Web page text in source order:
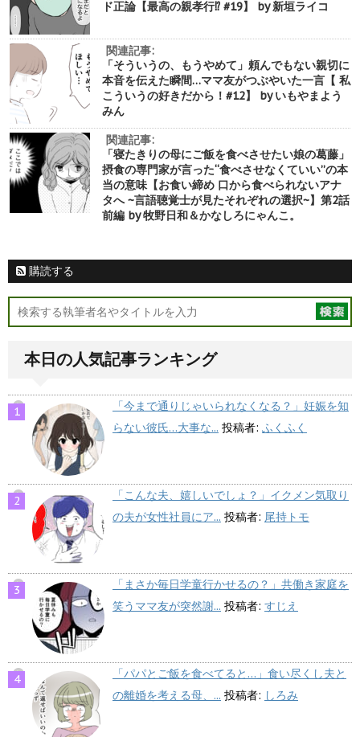
ド正論【最高の親孝行⁉︎ #19】 by 新垣ライコ
関連記事:
「そういうの、もうやめて」頼んでもない親切に
本音を伝えた瞬間…ママ友がつぶやいた一言【 私
こういうの好きだから！#12】 by いもやまよう
みん
関連記事:
「寝たきりの母にご飯を食べさせたい娘の葛藤」
摂食の専門家が言った“食べさせなくていい”の本
当の意味【お食い締め 口から食べられないアナ
タへ ~言語聴覚士が見たそれぞれの選択~】第2話
前編 by 牧野日和＆かなしろにゃんこ。
購読する
本日の人気記事ランキング
「今まで通りじゃいられなくなる？」妊娠を知
らない彼氏…大事な... 投稿者: ふくふく
「こんな夫、嬉しいでしょ？」イクメン気取り
の夫が女性社員にア... 投稿者: 尾持トモ
「まさか毎日学童行かせるの？」共働き家庭を
笑うママ友が突然謝... 投稿者: すじえ
「パパとご飯を食べてると…」食い尽くし夫と
の離婚を考える母、... 投稿者: しろみ